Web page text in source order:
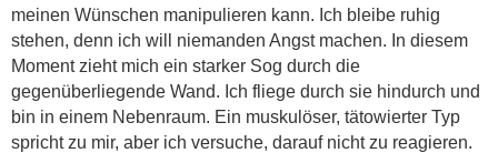
meinen Wünschen manipulieren kann. Ich bleibe ruhig
stehen, denn ich will niemanden Angst machen. In diesem
Moment zieht mich ein starker Sog durch die
gegenüberliegende Wand. Ich fliege durch sie hindurch und
bin in einem Nebenraum. Ein muskulöser, tätowierter Typ
spricht zu mir, aber ich versuche, darauf nicht zu reagieren.